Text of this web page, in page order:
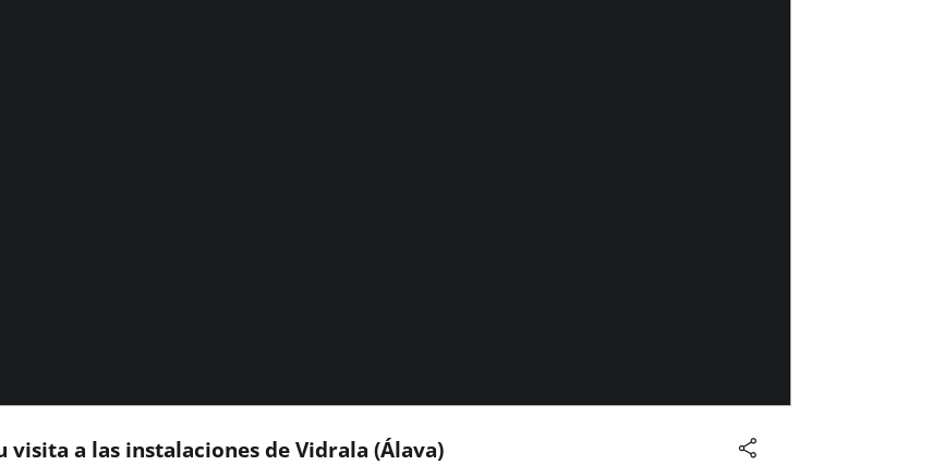
visita a las instalaciones de Vidrala (Álava)